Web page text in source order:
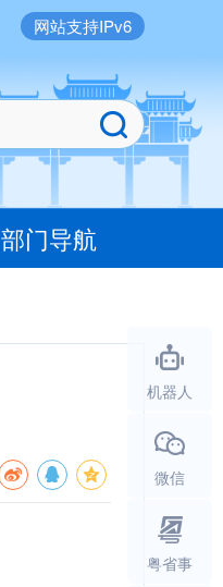
网站支持IPv6
部门导航
机器人
微信
粤省事